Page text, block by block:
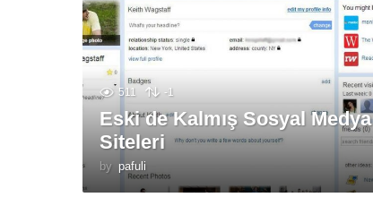
511 -1
Eski de Kalmış Sosyal Medya
Siteleri
by pafuli